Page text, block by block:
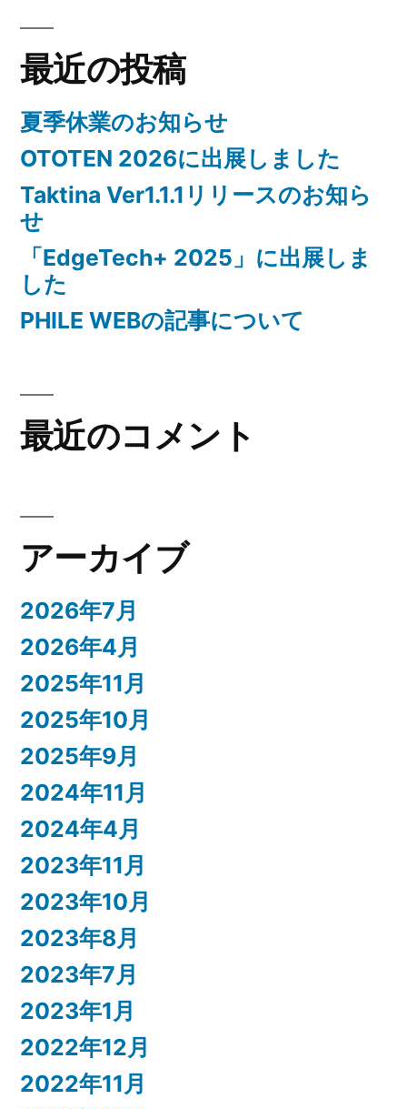
最近の投稿
夏季休業のお知らせ
OTOTEN 2026に出展しました
Taktina Ver1.1.1リリースのお知ら
せ
「EdgeTech+ 2025」に出展しま
した
PHILE WEBの記事について
最近のコメント
アーカイブ
2026年7月
2026年4月
2025年11月
2025年10月
2025年9月
2024年11月
2024年4月
2023年11月
2023年10月
2023年8月
2023年7月
2023年1月
2022年12月
2022年11月